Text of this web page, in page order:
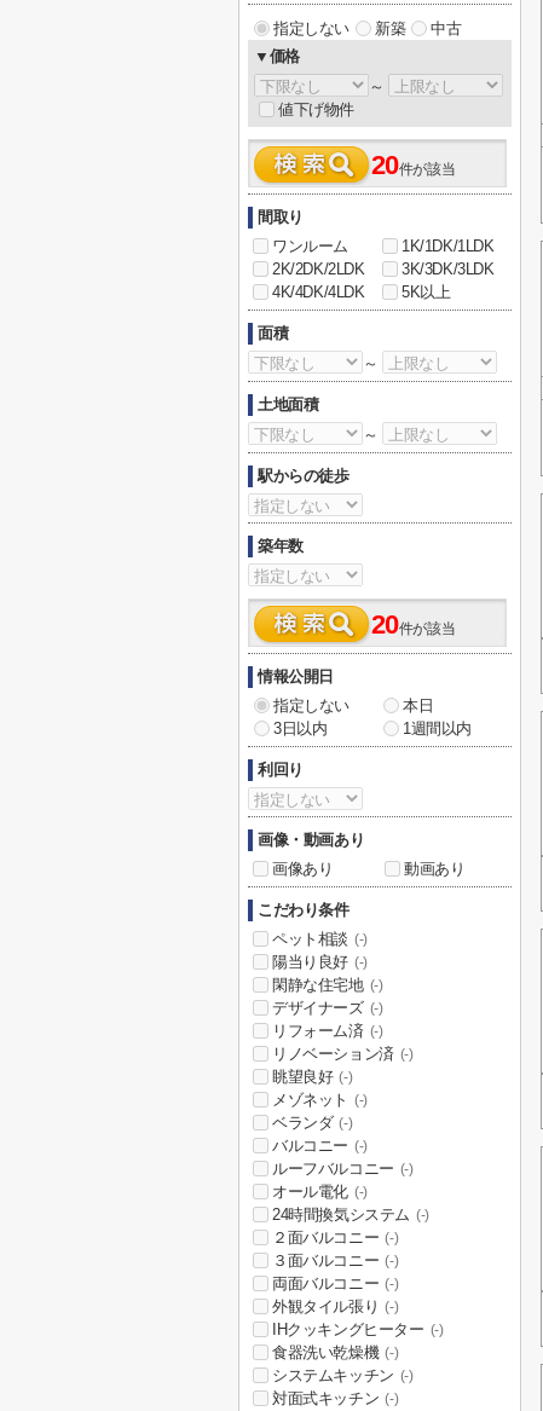
指定しない 新築
中古
▼価格
～
値下げ物件
20件が該当
間取り
ワンルーム
1K/1DK/1LDK
2K/2DK/2LDK
3K/3DK/3LDK
4K/4DK/4LDK
5K以上
面積
～
土地面積
～
駅からの徒歩
築年数
20件が該当
情報公開日
指定しない
本日
3日以内
1週間以内
利回り
画像・動画あり
画像あり
動画あり
こだわり条件
ペット相談 (-)
陽当り良好 (-)
閑静な住宅地 (-)
デザイナーズ (-)
リフォーム済 (-)
リノベーション済 (-)
眺望良好 (-)
メゾネット (-)
ベランダ (-)
バルコニー (-)
ルーフバルコニー (-)
オール電化 (-)
24時間換気システム (-)
２面バルコニー (-)
３面バルコニー (-)
両面バルコニー (-)
外観タイル張り (-)
IHクッキングヒーター (-)
食器洗い乾燥機 (-)
システムキッチン (-)
対面式キッチン (-)